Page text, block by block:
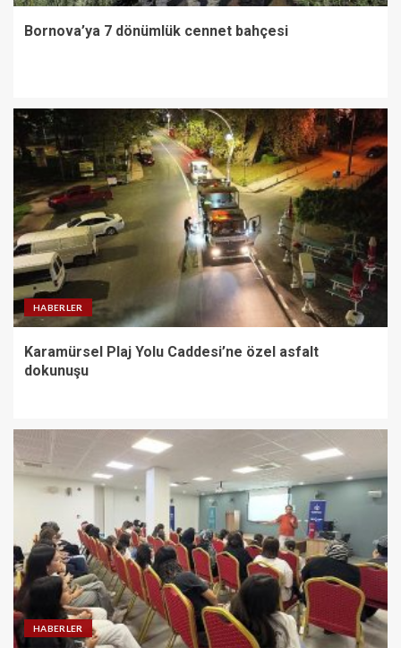
Bornova’ya 7 dönümlük cennet bahçesi
HABERLER
Karamürsel Plaj Yolu Caddesi’ne özel asfalt
dokunuşu
HABERLER